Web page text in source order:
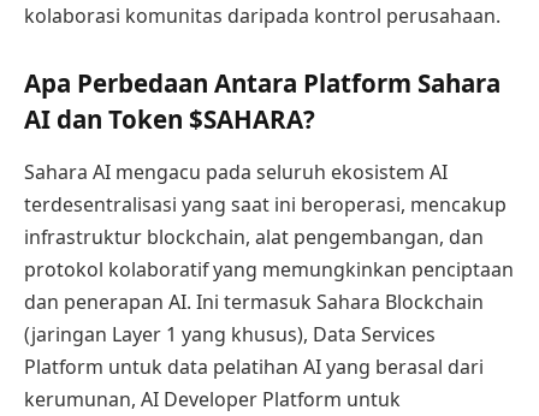
kolaborasi komunitas daripada kontrol perusahaan.
Apa Perbedaan Antara Platform Sahara
AI dan Token $SAHARA?
Sahara AI mengacu pada seluruh ekosistem AI
terdesentralisasi yang saat ini beroperasi, mencakup
infrastruktur blockchain, alat pengembangan, dan
protokol kolaboratif yang memungkinkan penciptaan
dan penerapan AI. Ini termasuk Sahara Blockchain
(jaringan Layer 1 yang khusus), Data Services
Platform untuk data pelatihan AI yang berasal dari
kerumunan, AI Developer Platform untuk